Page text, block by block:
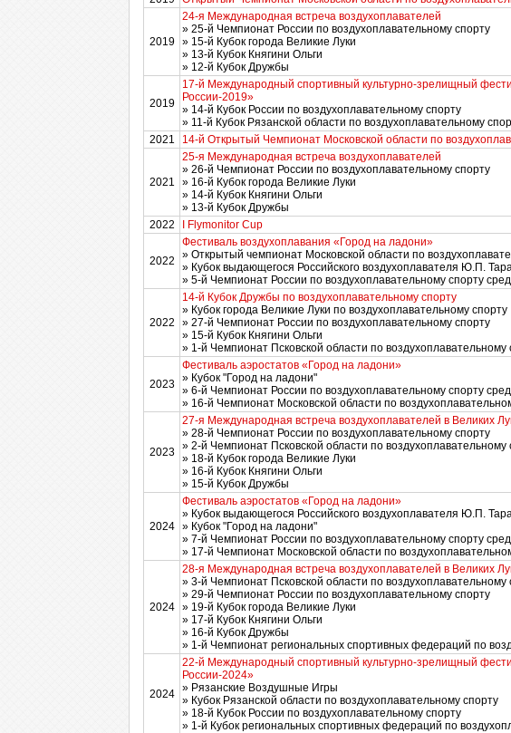
2019
24-я Международная встреча воздухоплавателей
» 25-й Чемпионат России по воздухоплавательному спорту
» 15-й Кубок города Великие Луки
» 13-й Кубок Княгини Ольги
» 12-й Кубок Дружбы
2019
17-й Международный спортивный культурно-зрелищный
России-2019»
» 14-й Кубок России по воздухоплавательному спорту
» 11-й Кубок Рязанской области по воздухоплавательному
2021 14-й Открытый Чемпионат Московской области по
2021
25-я Международная встреча воздухоплавателей
» 26-й Чемпионат России по воздухоплавательному спорту
» 16-й Кубок города Великие Луки
» 14-й Кубок Княгини Ольги
» 13-й Кубок Дружбы
2022 I Flymonitor Cup
2022
Фестиваль воздухоплавания «Город на ладони»
» Открытый чемпионат Московской области по
» Кубок выдающегося Российского воздухоплавателя Ю.П.
» 5-й Чемпионат России по воздухоплавательному спорту
2022
14-й Кубок Дружбы по воздухоплавательному спорту
» Кубок города Великие Луки по воздухоплавательному спорту
» 27-й Чемпионат России по воздухоплавательному спорту
» 15-й Кубок Княгини Ольги
» 1-й Чемпионат Псковской области по воздухоплавательному
2023
Фестиваль аэростатов «Город на ладони»
» Кубок "Город на ладони"
» 6-й Чемпионат России по воздухоплавательному спорту
» 16-й Чемпионат Московской области по
2023
27-я Международная встреча воздухоплавателей в Великих
» 28-й Чемпионат России по воздухоплавательному спорту
» 2-й Чемпионат Псковской области по воздухоплавательному
» 18-й Кубок города Великие Луки
» 16-й Кубок Княгини Ольги
» 15-й Кубок Дружбы
2024
Фестиваль аэростатов «Город на ладони»
» Кубок выдающегося Российского воздухоплавателя Ю.П.
» Кубок "Город на ладони"
» 7-й Чемпионат России по воздухоплавательному спорту
» 17-й Чемпионат Московской области по
2024
28-я Международная встреча воздухоплавателей в Великих
» 3-й Чемпионат Псковской области по воздухоплавательному
» 29-й Чемпионат России по воздухоплавательному спорту
» 19-й Кубок города Великие Луки
» 17-й Кубок Княгини Ольги
» 16-й Кубок Дружбы
» 1-й Чемпионат региональных спортивных федераций по
2024
22-й Международный спортивный культурно-зрелищный
России-2024»
» Рязанские Воздушные Игры
» Кубок Рязанской области по воздухоплавательному спорту
» 18-й Кубок России по воздухоплавательному спорту
» 1-й Кубок региональных спортивных федераций по